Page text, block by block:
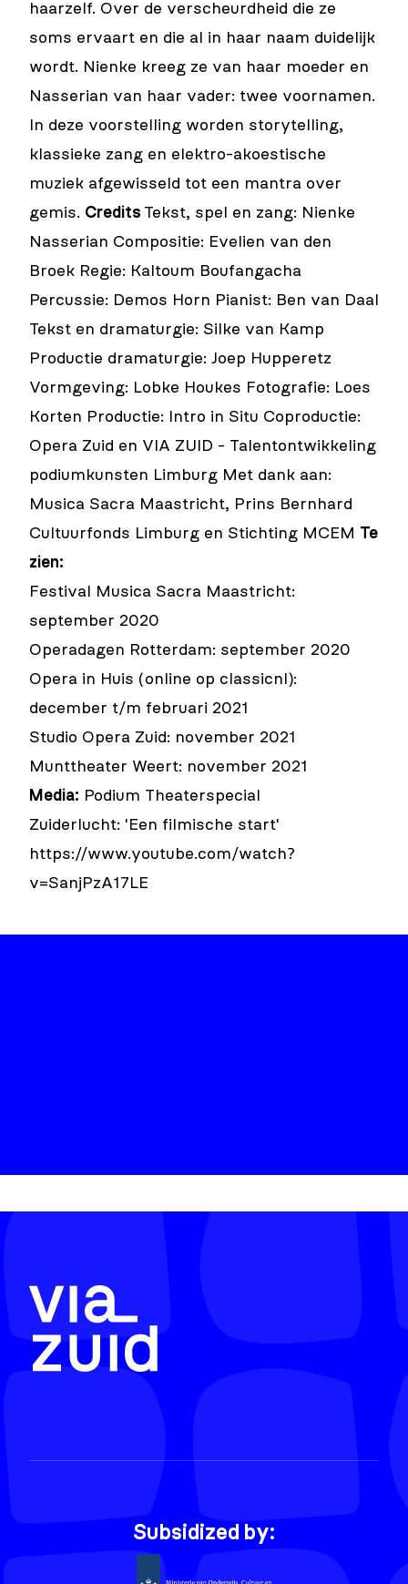
haarzelf. Over de verscheurdheid die ze
soms ervaart en die al in haar naam duidelijk
wordt. Nienke kreeg ze van haar moeder en
Nasserian van haar vader: twee voornamen.
In deze voorstelling worden storytelling,
klassieke zang en elektro-akoestische
muziek afgewisseld tot een mantra over
gemis. Credits Tekst, spel en zang: Nienke
Nasserian Compositie: Evelien van den
Broek Regie: Kaltoum Boufangacha
Percussie: Demos Horn Pianist: Ben van Daal
Tekst en dramaturgie: Silke van Kamp
Productie dramaturgie: Joep Hupperetz
Vormgeving: Lobke Houkes Fotografie: Loes
Korten Productie: Intro in Situ Coproductie:
Opera Zuid en VIA ZUID - Talentontwikkeling
podiumkunsten Limburg Met dank aan:
Musica Sacra Maastricht, Prins Bernhard
Cultuurfonds Limburg en Stichting MCEM Te
zien:
Festival Musica Sacra Maastricht:
september 2020
Operadagen Rotterdam: september 2020
Opera in Huis (online op classicnl):
december t/m februari 2021
Studio Opera Zuid: november 2021
Munttheater Weert: november 2021
Media: Podium Theaterspecial
Zuiderlucht: 'Een filmische start'
https://www.youtube.com/watch?
v=SanjPzA17LE
Subsidized by: